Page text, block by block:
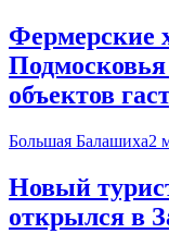
Фермерские
объектов
Большая Балашиха2
Новый
открылся в